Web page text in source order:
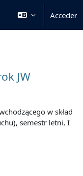
Acceder
JW
w skład
semestr letni, I